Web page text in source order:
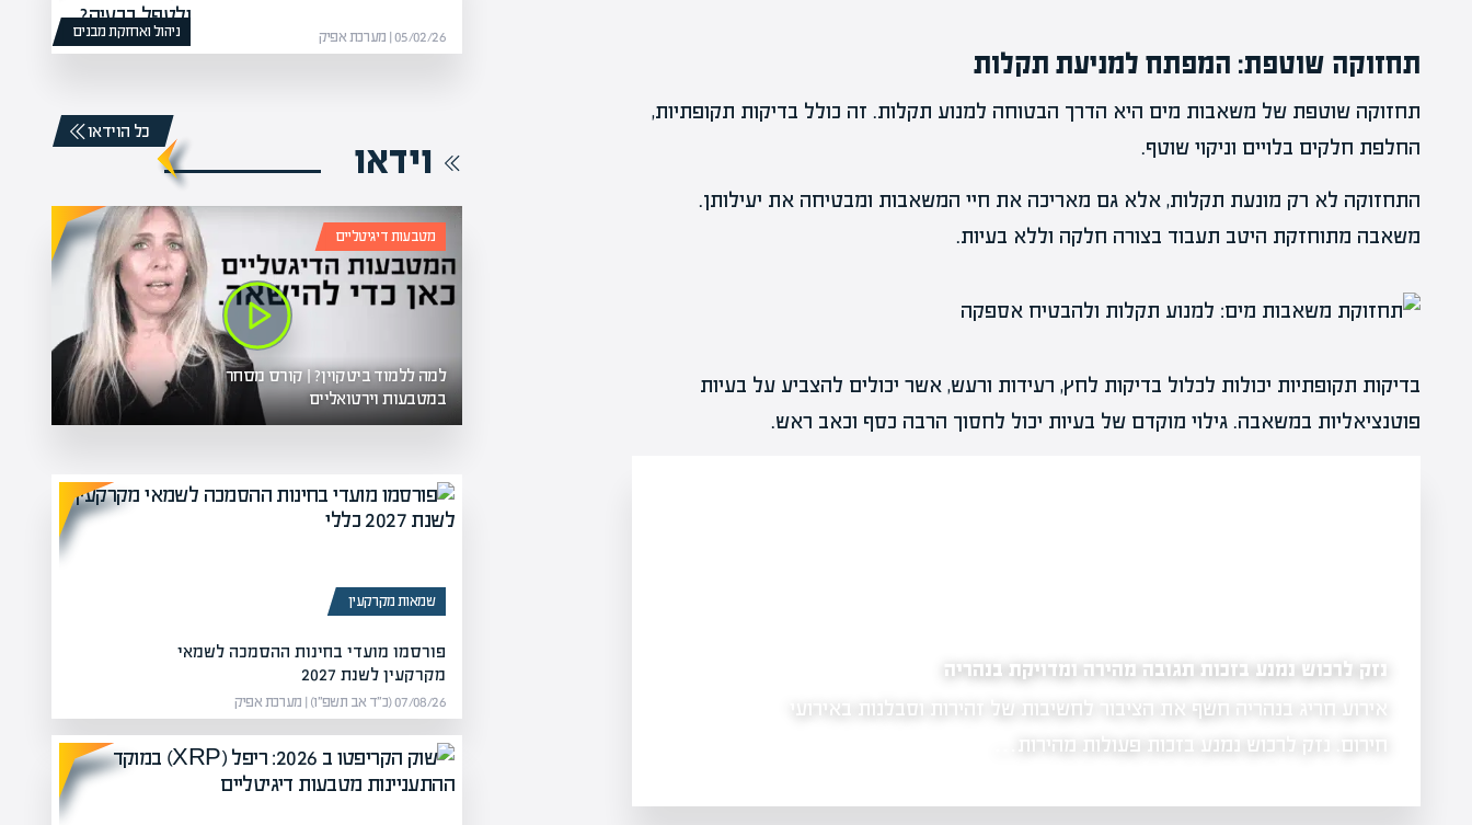
תחזוקה שוטפת: המפתח למניעת תקלות
תחזוקה שוטפת של משאבות מים היא הדרך הבטוחה למנוע תקלות. זה כולל בדיקות תקופתיות,
החלפת חלקים בלויים וניקוי שוטף.
התחזוקה לא רק מונעת תקלות, אלא גם מאריכה את חיי המשאבות ומבטיחה את יעילותן.
משאבה מתוחזקת היטב תעבוד בצורה חלקה וללא בעיות.
בדיקות תקופתיות יכולות לכלול בדיקות לחץ, רעידות ורעש, אשר יכולים להצביע על בעיות
פוטנציאליות במשאבה. גילוי מוקדם של בעיות יכול לחסוך הרבה כסף וכאב ראש.
נזק לרכוש נמנע בזכות תגובה מהירה ומדויקת בנהריה
אירוע חריג בנהריה חשף את הציבור לחשיבות של זהירות וסבלנות באירועי
חירום. נזק לרכוש נמנע בזכות פעולות מהירות…
התחזקות מגמת נזק לרכוש בתל אביב: אתגרי ההגנה על עסקים מקומיים
מקרה חריג של נזק לרכוש בתל אביב מעלה את המודעות לאלימות נגד
עסקים מקומיים. צעדי המשטרה מנסים להתמודד…
ניהול ואחזקת מבנים 05/02/26 | מערכת אפיק
וידאו
כל הוידאו
מטבעות דיגיטליים
למה ללמוד ביטקוין? | קורס מסחר
במטבעות וירטואליים
שמאות מקרקעין
פורסמו מועדי בחינות ההסמכה לשמאי
מקרקעין לשנת 2027
07/08/26 (כ״ד אב תשפ״ו) | מערכת אפיק